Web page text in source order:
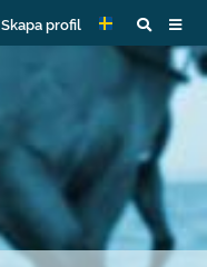
Skapa profil